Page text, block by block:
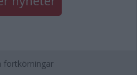
fortkörningar